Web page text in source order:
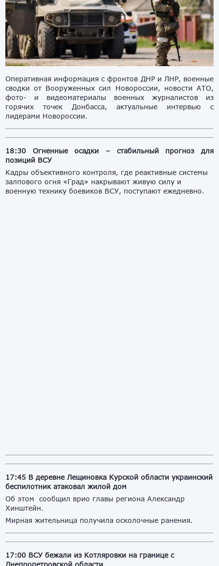
Оперативная информация с фронтов ДНР и ЛНР, военные
сводки от Вооруженных сил Новороссии, новости АТО,
фото- и видеоматериалы военных журналистов из
горячих точек Донбасса, актуальные интервью с
лидерами Новороссии.
18:30 Огненные осадки – стабильный прогноз для
позиций ВСУ
Кадры объективного контроля, где реактивные системы
залпового огня «Град» накрывают живую силу и
военную технику боевиков ВСУ, поступают ежедневно.
17:45 В деревне Лещиновка Курской области украинский
беспилотник атаковал жилой дом
Об этом сообщил врио главы региона Александр
Хинштейн.
Мирная жительница получила осколочные ранения.
17:00 ВСУ бежали из Котляровки на границе с
Днепропетровской области